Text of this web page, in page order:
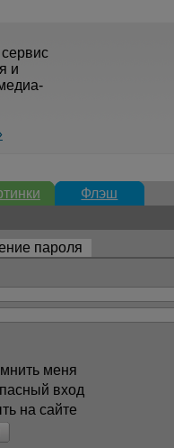
и
Флэш
пароля
меня
вход
на сайте